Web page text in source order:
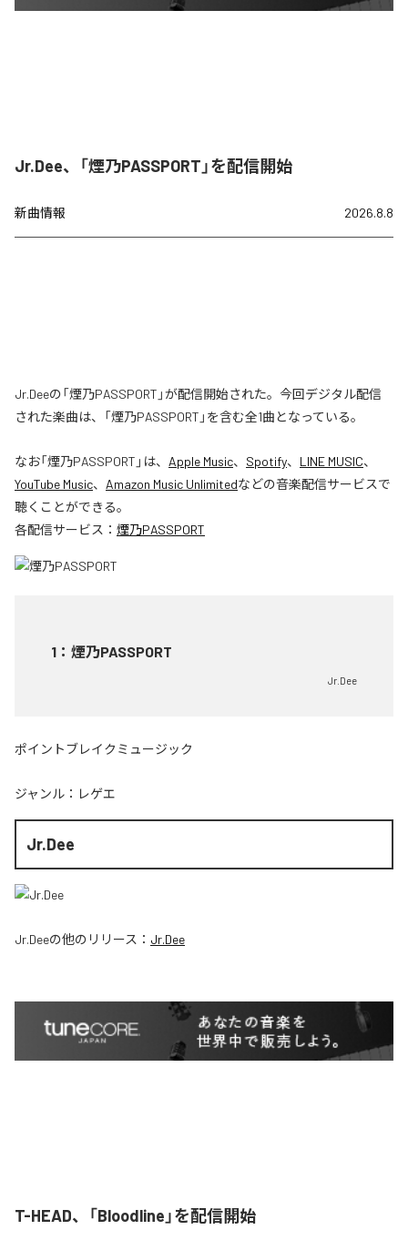
Jr.Dee、「煙乃PASSPORT」を配信開始
新曲情報 2026.8.8
Jr.Deeの「煙乃PASSPORT」が配信開始された。今回デジタル配信
された楽曲は、「煙乃PASSPORT」を含む全1曲となっている。
なお「煙乃PASSPORT 」は、 Apple Music、 Spotify、 LINE MUSIC、
YouTube Music、 Amazon Music Unlimitedなどの音楽配信サービスで
聴くことができる。
各配信サービス： 煙乃PASSPORT
1 ： 煙乃PASSPORT
Jr.Dee
ポイントブレイクミュージック
ジャンル： レゲエ
Jr.Dee
Jr.Deeの他のリリース： Jr.Dee
T-HEAD、「Bloodline」を配信開始